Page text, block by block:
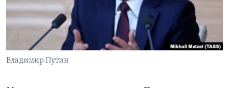
ПОБЕДИТЕЛЕЙ НЕ СУДЯТ?
КРЫМ.НЕПОКОРЕННЫЙ
ELIFBE
УКРАИНСКАЯ ПРОБЛЕМА КРЫМА
ПРИСОЕДИНЯЙТЕСЬ!
Владимир Путин